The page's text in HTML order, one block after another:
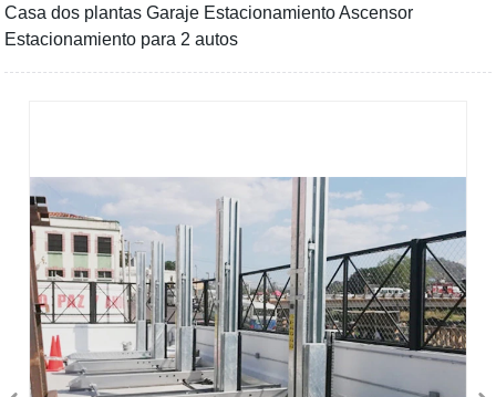
Casa dos plantas Garaje Estacionamiento Ascensor
Estacionamiento para 2 autos